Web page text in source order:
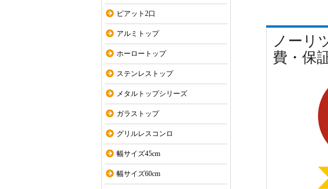
ノーリ
費・保
ピアット2口
アルミトップ
ホーロートップ
ステンレストップ
メタルトップシリーズ
ガラストップ
グリルレスコンロ
幅サイズ45cm
幅サイズ60cm